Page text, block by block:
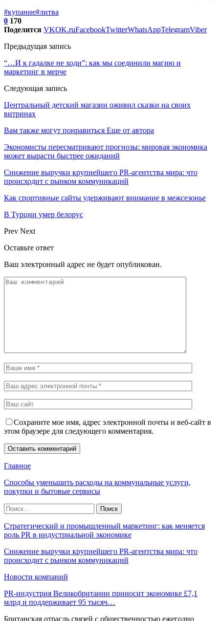
#купание#литва
0 170
Поделится VKOK.ruFacebookTwitterWhatsAppTelegramViber
Предыдущая запись
“…И к гадалке не ходи”: как мы соединили магию и
маркетинг в мерче
Следующая запись
Центральный детский магазин оживил сказки на своих
витринах
Вам также могут понравиться Еще от автора
Экономисты пересматривают прогнозы: мировая экономика
может вырасти быстрее ожиданий
Снижение выручки крупнейшего PR-агентства мира: что
происходит с рынком коммуникаций
Как спортивные сайты удерживают внимание в межсезонье
В Турции умер белорус
Prev Next
Оставьте ответ
Ваш электронный адрес не будет опубликован.
Сохраните мое имя, адрес электронной почты и веб-сайт в
этом браузере для следующего комментария.
Главное
Способы уменьшить расходы на коммунальные услуги,
покупки и бытовые сервисы
Стратегический и промышленный маркетинг: как меняется
роль PR в индустриальной экономике
Снижение выручки крупнейшего PR-агентства мира: что
происходит с рынком коммуникаций
Новости компаний
PR-индустрия Великобритании приносит экономике £7,1
млрд и поддерживает 95 тысяч…
Британская отрасль связей с общественностью ежегодно